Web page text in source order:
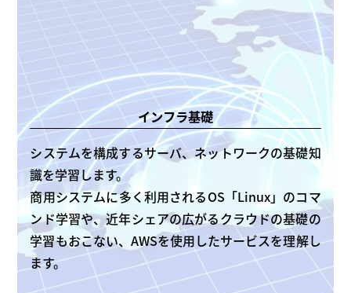
インフラ基礎
システムを構成するサーバ、ネットワークの基礎知
識を学習します。
商用システムに多く利用されるOS「Linux」のコマ
ンド学習や、近年シェアの広がるクラウドの基礎の
学習もおこない、AWSを使用したサービスを理解し
ます。